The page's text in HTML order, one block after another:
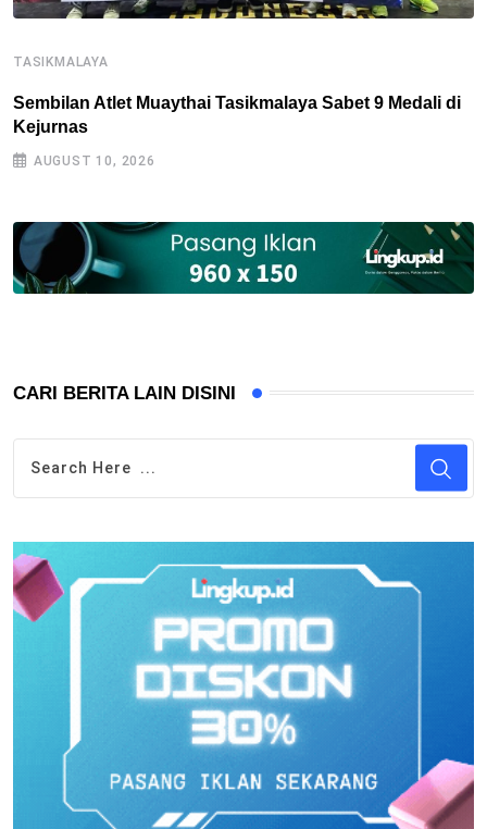
TASIKMALAYA
Sembilan Atlet Muaythai Tasikmalaya Sabet 9 Medali di
Kejurnas
AUGUST 10, 2026
CARI BERITA LAIN DISINI